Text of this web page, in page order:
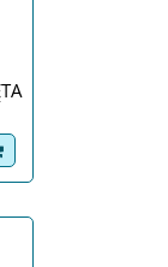
do koszyka